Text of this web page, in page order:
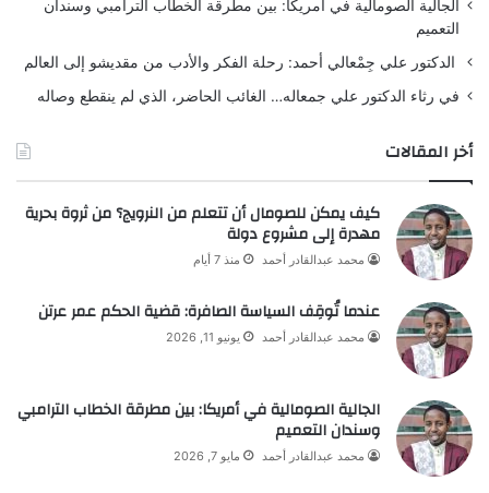
الجالية الصومالية في أمريكا: بين مطرقة الخطاب الترامبي وسندان
التعميم
الدكتور علي جِمْعالي أحمد: رحلة الفكر والأدب من مقديشو إلى العالم
في رثاء الدكتور علي جمعاله… الغائب الحاضر، الذي لم ينقطع وصاله
أخر المقالات
كيف يمكن للصومال أن تتعلم من النرويج؟ من ثروة بحرية
مهدرة إلى مشروع دولة
محمد عبدالقادر أحمد منذ 7 أيام
عندما تُوقِف السياسة الصافرة: قضية الحكم عمر عرتن
محمد عبدالقادر أحمد يونيو 11, 2026
الجالية الصومالية في أمريكا: بين مطرقة الخطاب الترامبي
وسندان التعميم
محمد عبدالقادر أحمد مايو 7, 2026